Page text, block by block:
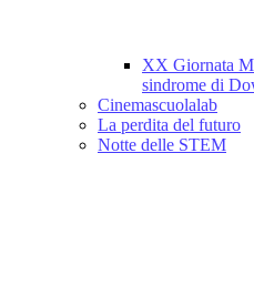
XX Giornata
sindrome di
Cinemascuolalab
La perdita del futuro
Notte delle STEM